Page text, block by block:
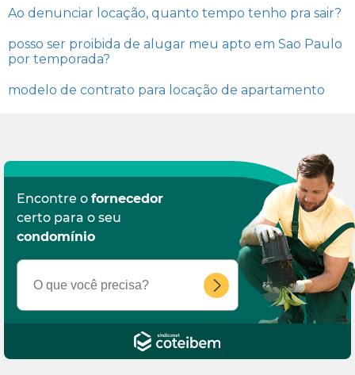
Ao denunciar locação, quanto tempo tenho pra sair?
posso ser proibida de alugar meu apto em Sao Paulo
por temporada?
modelo de contrato para locação de apartamento
Encontre o fornecedor
certo para o seu
condomínio